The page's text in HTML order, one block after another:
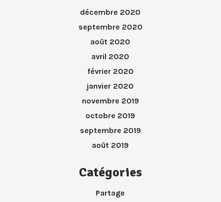
décembre 2020
septembre 2020
août 2020
avril 2020
février 2020
janvier 2020
novembre 2019
octobre 2019
septembre 2019
août 2019
Catégories
Partage